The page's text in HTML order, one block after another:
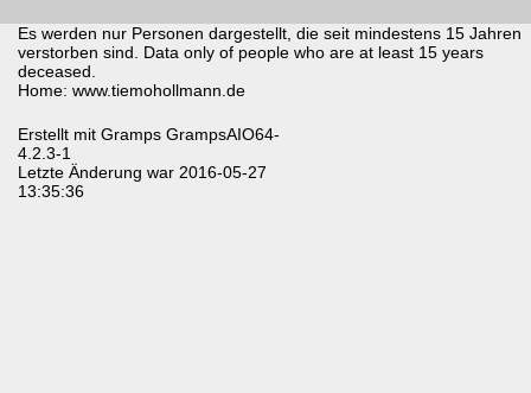
Es werden nur Personen dargestellt, die seit mindestens 15 Jahren
verstorben sind. Data only of people who are at least 15 years
deceased.
Home: www.tiemohollmann.de
Erstellt mit Gramps GrampsAIO64-
4.2.3-1
Letzte Änderung war 2016-05-27
13:35:36